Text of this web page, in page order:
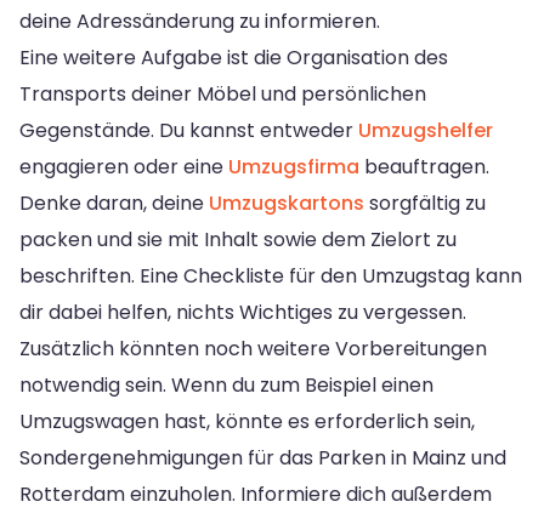
deine Adressänderung zu informieren.
Eine weitere Aufgabe ist die Organisation des
Transports deiner Möbel und persönlichen
Gegenstände. Du kannst entweder Umzugshelfer
engagieren oder eine Umzugsfirma beauftragen.
Denke daran, deine Umzugskartons sorgfältig zu
packen und sie mit Inhalt sowie dem Zielort zu
beschriften. Eine Checkliste für den Umzugstag kann
dir dabei helfen, nichts Wichtiges zu vergessen.
Zusätzlich könnten noch weitere Vorbereitungen
notwendig sein. Wenn du zum Beispiel einen
Umzugswagen hast, könnte es erforderlich sein,
Sondergenehmigungen für das Parken in Mainz und
Rotterdam einzuholen. Informiere dich außerdem